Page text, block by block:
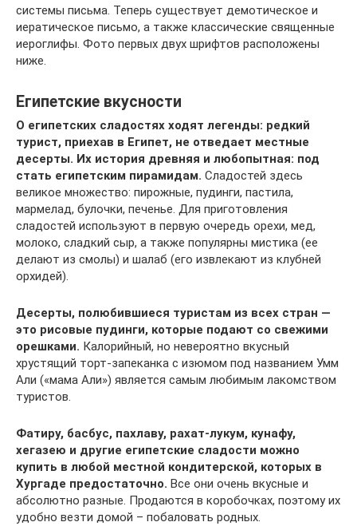
системы письма. Теперь существует демотическое и
иератическое письмо, а также классические священные
иероглифы. Фото первых двух шрифтов расположены
ниже.
Египетские вкусности
О египетских сладостях ходят легенды: редкий
турист, приехав в Египет, не отведает местные
десерты. Их история древняя и любопытная: под
стать египетским пирамидам. Сладостей здесь
великое множество: пирожные, пудинги, пастила,
мармелад, булочки, печенье. Для приготовления
сладостей используют в первую очередь орехи, мед,
молоко, сладкий сыр, а также популярны мистика (ее
делают из смолы) и шалаб (его извлекают из клубней
орхидей).
Десерты, полюбившиеся туристам из всех стран —
это рисовые пудинги, которые подают со свежими
орешками. Калорийный, но невероятно вкусный
хрустящий торт-запеканка с изюмом под названием Умм
Али («мама Али») является самым любимым лакомством
туристов.
Фатиру, басбус, пахлаву, рахат-лукум, кунафу,
хегазею и другие египетские сладости можно
купить в любой местной кондитерской, которых в
Хургаде предостаточно. Все они очень вкусные и
абсолютно разные. Продаются в коробочках, поэтому их
удобно везти домой – побаловать родных.